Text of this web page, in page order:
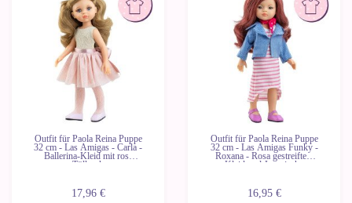
Outfit für Paola Reina Puppe
32 cm - Las Amigas - Carla -
Ballerina-Kleid mit rosa
Tüllrock
17,96 €
Outfit für Paola Reina Puppe
32 cm - Las Amigas Funky -
Roxana - Rosa gestreiftem
Kleid und Jeansjacke
16,95 €